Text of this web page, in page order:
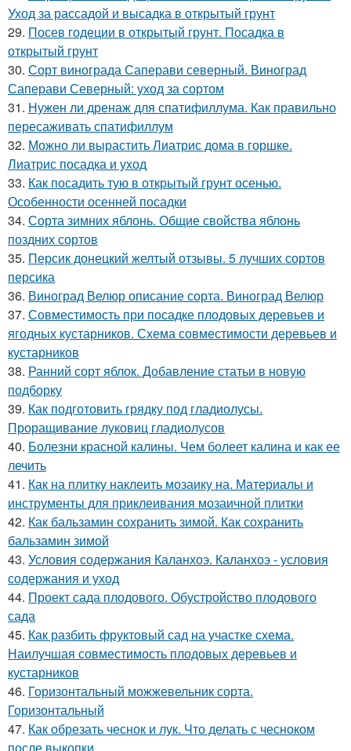
Уход за рассадой и высадка в открытый грунт
29. Посев годеции в открытый грунт. Посадка в
открытый грунт
30. Сорт винограда Саперави северный. Виноград
Саперави Северный: уход за сортом
31. Нужен ли дренаж для спатифиллума. Как правильно
пересаживать спатифиллум
32. Можно ли вырастить Лиатрис дома в горшке.
Лиатрис посадка и уход
33. Как посадить тую в открытый грунт осенью.
Особенности осенней посадки
34. Сорта зимних яблонь. Общие свойства яблонь
поздних сортов
35. Персик донецкий желтый отзывы. 5 лучших сортов
персика
36. Виноград Велюр описание сорта. Виноград Велюр
37. Совместимость при посадке плодовых деревьев и
ягодных кустарников. Схема совместимости деревьев и
кустарников
38. Ранний сорт яблок. Добавление статьи в новую
подборку
39. Как подготовить грядку под гладиолусы.
Проращивание луковиц гладиолусов
40. Болезни красной калины. Чем болеет калина и как ее
лечить
41. Как на плитку наклеить мозаику на. Материалы и
инструменты для приклеивания мозаичной плитки
42. Как бальзамин сохранить зимой. Как сохранить
бальзамин зимой
43. Условия содержания Каланхоэ. Каланхоэ - условия
содержания и уход
44. Проект сада плодового. Обустройство плодового
сада
45. Как разбить фруктовый сад на участке схема.
Наилучшая совместимость плодовых деревьев и
кустарников
46. Горизонтальный можжевельник сорта.
Горизонтальный
47. Как обрезать чеснок и лук. Что делать с чесноком